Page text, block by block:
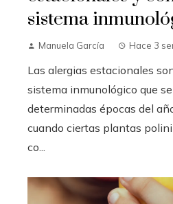
sistema
Manuela García Hace 3
Las alergias estacionales
sistema inmunológico que
determinadas épocas del
cuando ciertas plantas
co...